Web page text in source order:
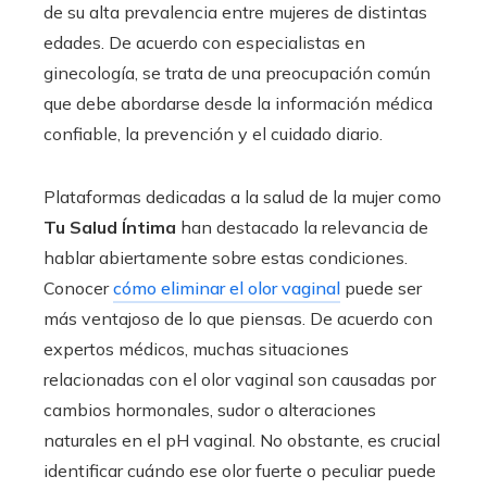
de su alta prevalencia entre mujeres de distintas
edades. De acuerdo con especialistas en
ginecología, se trata de una preocupación común
que debe abordarse desde la información médica
confiable, la prevención y el cuidado diario.
Plataformas dedicadas a la salud de la mujer como
Tu Salud Íntima han destacado la relevancia de
hablar abiertamente sobre estas condiciones.
Conocercómo eliminar el olor vaginal puede ser
más ventajoso de lo que piensas. De acuerdo con
expertos médicos, muchas situaciones
relacionadas con el olor vaginal son causadas por
cambios hormonales, sudor o alteraciones
naturales en el pH vaginal. No obstante, es crucial
identificar cuándo ese olor fuerte o peculiar puede